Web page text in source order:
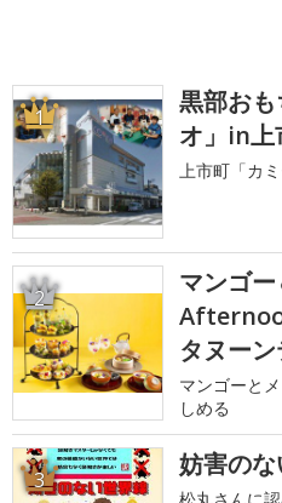
1
黒部お
オ」in上
上市町「カ
2
マンゴ
タヌー
マンゴーと
しめる
3 妨害の